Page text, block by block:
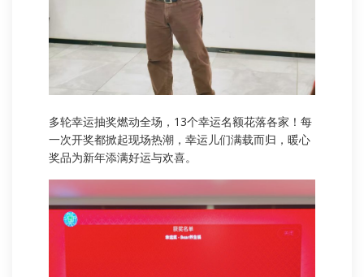
多轮幸运抽奖燃动全场，13个幸运名额花落各家！每
一次开奖都掀起现场热潮，幸运儿们满载而归，暖心
奖品为新年添满好运与欢喜。